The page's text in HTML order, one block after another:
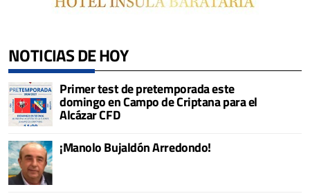
NOTICIAS DE HOY
Primer test de pretemporada este
domingo en Campo de Criptana para el
Alcázar CFD
¡Manolo Bujaldón Arredondo!